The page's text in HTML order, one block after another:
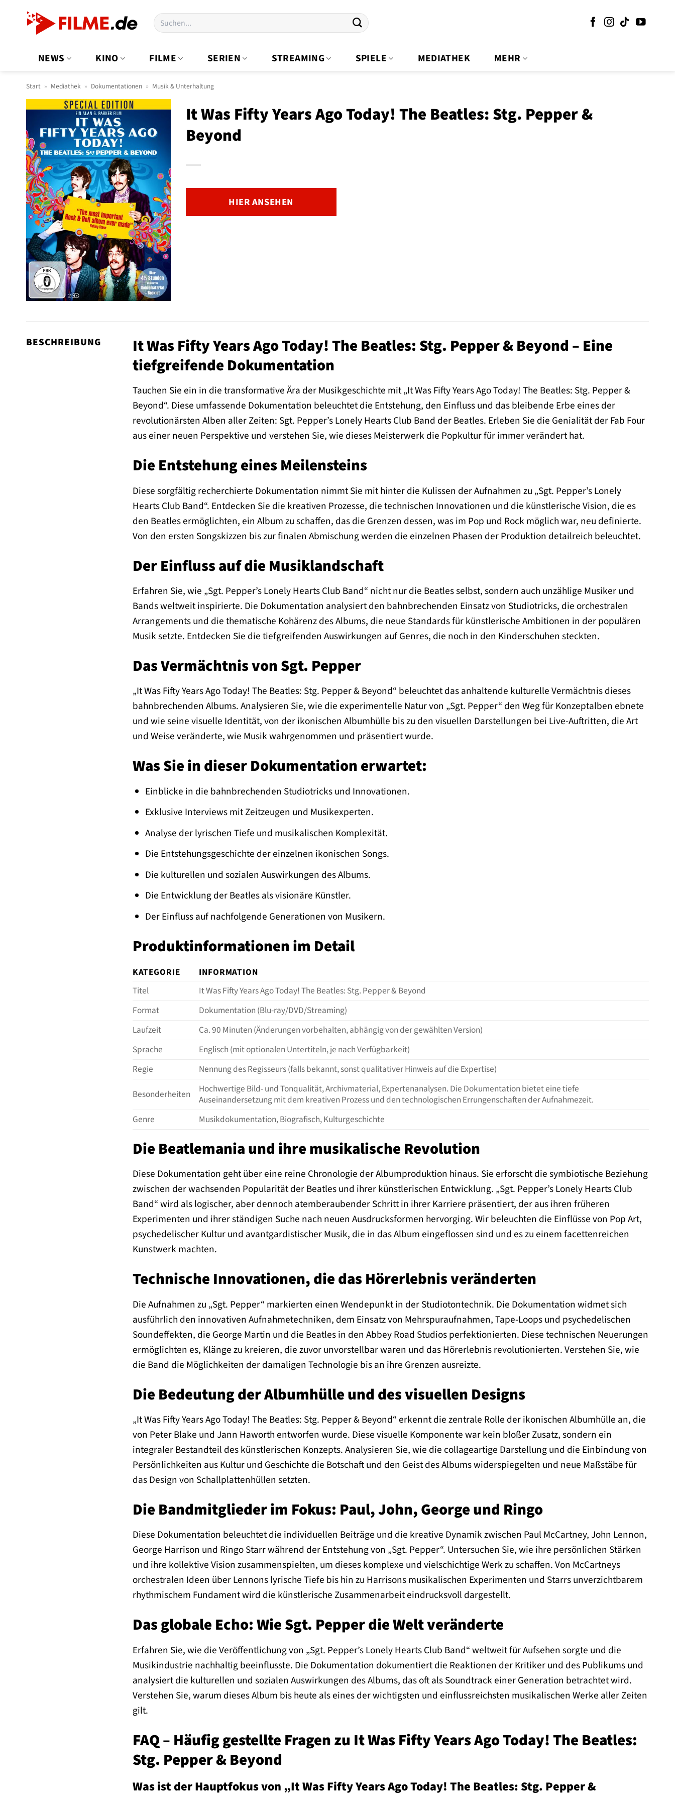
Suchen
nach:
NEWS KINO FILME SERIEN STREAMING SPIELE MEDIATHEK MEHR
Start » Mediathek » Dokumentationen » Musik & Unterhaltung
It Was Fifty Years Ago Today! The Beatles: Stg. Pepper &
Beyond
HIER ANSEHEN
BESCHREIBUNG
It Was Fifty Years Ago Today! The Beatles: Stg. Pepper & Beyond – Eine
tiefgreifende Dokumentation
Tauchen Sie ein in die transformative Ära der Musikgeschichte mit „It Was Fifty Years Ago Today! The Beatles: Stg. Pepper &
Beyond“. Diese umfassende Dokumentation beleuchtet die Entstehung, den Einfluss und das bleibende Erbe eines der
revolutionärsten Alben aller Zeiten: Sgt. Pepper’s Lonely Hearts Club Band der Beatles. Erleben Sie die Genialität der Fab Four
aus einer neuen Perspektive und verstehen Sie, wie dieses Meisterwerk die Popkultur für immer verändert hat.
Die Entstehung eines Meilensteins
Diese sorgfältig recherchierte Dokumentation nimmt Sie mit hinter die Kulissen der Aufnahmen zu „Sgt. Pepper’s Lonely
Hearts Club Band“. Entdecken Sie die kreativen Prozesse, die technischen Innovationen und die künstlerische Vision, die es
den Beatles ermöglichten, ein Album zu schaffen, das die Grenzen dessen, was im Pop und Rock möglich war, neu definierte.
Von den ersten Songskizzen bis zur finalen Abmischung werden die einzelnen Phasen der Produktion detailreich beleuchtet.
Der Einfluss auf die Musiklandschaft
Erfahren Sie, wie „Sgt. Pepper’s Lonely Hearts Club Band“ nicht nur die Beatles selbst, sondern auch unzählige Musiker und
Bands weltweit inspirierte. Die Dokumentation analysiert den bahnbrechenden Einsatz von Studiotricks, die orchestralen
Arrangements und die thematische Kohärenz des Albums, die neue Standards für künstlerische Ambitionen in der populären
Musik setzte. Entdecken Sie die tiefgreifenden Auswirkungen auf Genres, die noch in den Kinderschuhen steckten.
Das Vermächtnis von Sgt. Pepper
„It Was Fifty Years Ago Today! The Beatles: Stg. Pepper & Beyond“ beleuchtet das anhaltende kulturelle Vermächtnis dieses
bahnbrechenden Albums. Analysieren Sie, wie die experimentelle Natur von „Sgt. Pepper“ den Weg für Konzeptalben ebnete
und wie seine visuelle Identität, von der ikonischen Albumhülle bis zu den visuellen Darstellungen bei Live-Auftritten, die Art
und Weise veränderte, wie Musik wahrgenommen und präsentiert wurde.
Was Sie in dieser Dokumentation erwartet:
Einblicke in die bahnbrechenden Studiotricks und Innovationen.
Exklusive Interviews mit Zeitzeugen und Musikexperten.
Analyse der lyrischen Tiefe und musikalischen Komplexität.
Die Entstehungsgeschichte der einzelnen ikonischen Songs.
Die kulturellen und sozialen Auswirkungen des Albums.
Die Entwicklung der Beatles als visionäre Künstler.
Der Einfluss auf nachfolgende Generationen von Musikern.
Produktinformationen im Detail
KATEGORIE
INFORMATION
Titel
It Was Fifty Years Ago Today! The Beatles: Stg. Pepper & Beyond
Format
Dokumentation (Blu-ray/DVD/Streaming)
Laufzeit
Ca. 90 Minuten (Änderungen vorbehalten, abhängig von der gewählten Version)
Sprache
Englisch (mit optionalen Untertiteln, je nach Verfügbarkeit)
Regie
Nennung des Regisseurs (falls bekannt, sonst qualitativer Hinweis auf die Expertise)
Besonderheiten
Hochwertige Bild- und Tonqualität, Archivmaterial, Expertenanalysen. Die Dokumentation bietet eine tiefe
Auseinandersetzung mit dem kreativen Prozess und den technologischen Errungenschaften der Aufnahmezeit.
Genre
Musikdokumentation, Biografisch, Kulturgeschichte
Die Beatlemania und ihre musikalische Revolution
Diese Dokumentation geht über eine reine Chronologie der Albumproduktion hinaus. Sie erforscht die symbiotische Beziehung
zwischen der wachsenden Popularität der Beatles und ihrer künstlerischen Entwicklung. „Sgt. Pepper’s Lonely Hearts Club
Band“ wird als logischer, aber dennoch atemberaubender Schritt in ihrer Karriere präsentiert, der aus ihren früheren
Experimenten und ihrer ständigen Suche nach neuen Ausdrucksformen hervorging. Wir beleuchten die Einflüsse von Pop Art,
psychedelischer Kultur und avantgardistischer Musik, die in das Album eingeflossen sind und es zu einem facettenreichen
Kunstwerk machten.
Technische Innovationen, die das Hörerlebnis veränderten
Die Aufnahmen zu „Sgt. Pepper“ markierten einen Wendepunkt in der Studiotontechnik. Die Dokumentation widmet sich
ausführlich den innovativen Aufnahmetechniken, dem Einsatz von Mehrspuraufnahmen, Tape-Loops und psychedelischen
Soundeffekten, die George Martin und die Beatles in den Abbey Road Studios perfektionierten. Diese technischen Neuerungen
ermöglichten es, Klänge zu kreieren, die zuvor unvorstellbar waren und das Hörerlebnis revolutionierten. Verstehen Sie, wie
die Band die Möglichkeiten der damaligen Technologie bis an ihre Grenzen ausreizte.
Die Bedeutung der Albumhülle und des visuellen Designs
„It Was Fifty Years Ago Today! The Beatles: Stg. Pepper & Beyond“ erkennt die zentrale Rolle der ikonischen Albumhülle an, die
von Peter Blake und Jann Haworth entworfen wurde. Diese visuelle Komponente war kein bloßer Zusatz, sondern ein
integraler Bestandteil des künstlerischen Konzepts. Analysieren Sie, wie die collageartige Darstellung und die Einbindung von
Persönlichkeiten aus Kultur und Geschichte die Botschaft und den Geist des Albums widerspiegelten und neue Maßstäbe für
das Design von Schallplattenhüllen setzten.
Die Bandmitglieder im Fokus: Paul, John, George und Ringo
Diese Dokumentation beleuchtet die individuellen Beiträge und die kreative Dynamik zwischen Paul McCartney, John Lennon,
George Harrison und Ringo Starr während der Entstehung von „Sgt. Pepper“. Untersuchen Sie, wie ihre persönlichen Stärken
und ihre kollektive Vision zusammenspielten, um dieses komplexe und vielschichtige Werk zu schaffen. Von McCartneys
orchestralen Ideen über Lennons lyrische Tiefe bis hin zu Harrisons musikalischen Experimenten und Starrs unverzichtbarem
rhythmischem Fundament wird die künstlerische Zusammenarbeit eindrucksvoll dargestellt.
Das globale Echo: Wie Sgt. Pepper die Welt veränderte
Erfahren Sie, wie die Veröffentlichung von „Sgt. Pepper’s Lonely Hearts Club Band“ weltweit für Aufsehen sorgte und die
Musikindustrie nachhaltig beeinflusste. Die Dokumentation dokumentiert die Reaktionen der Kritiker und des Publikums und
analysiert die kulturellen und sozialen Auswirkungen des Albums, das oft als Soundtrack einer Generation betrachtet wird.
Verstehen Sie, warum dieses Album bis heute als eines der wichtigsten und einflussreichsten musikalischen Werke aller Zeiten
gilt.
FAQ – Häufig gestellte Fragen zu It Was Fifty Years Ago Today! The Beatles:
Stg. Pepper & Beyond
Was ist der Hauptfokus von „It Was Fifty Years Ago Today! The Beatles: Stg. Pepper &